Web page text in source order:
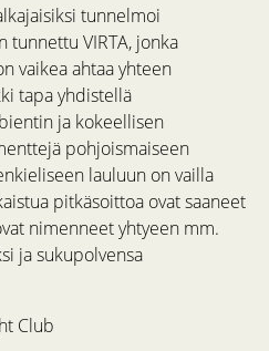
tunnelmoi
tunnettu VIRTA, jonka
vaikea ahtaa yhteen
tapa yhdistellä
ja kokeellisen
pohjoismaiseen
lauluun on vailla
pitkäsoittoa ovat saaneet
nimenneet yhtyeen mm.
ja sukupolvensa
Club